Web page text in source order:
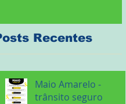
Recentes
Maio Amarelo -
trânsito seguro